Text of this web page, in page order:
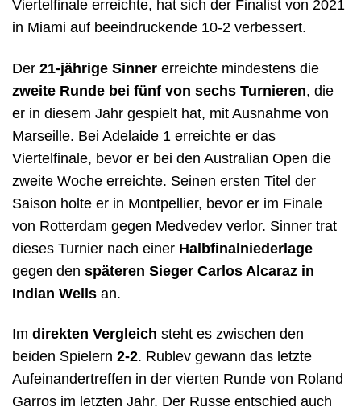
Viertelfinale erreichte, hat sich der Finalist von 2021
in Miami auf beeindruckende 10-2 verbessert.
Der 21-jährige Sinner erreichte mindestens die
zweite Runde bei fünf von sechs Turnieren, die
er in diesem Jahr gespielt hat, mit Ausnahme von
Marseille. Bei Adelaide 1 erreichte er das
Viertelfinale, bevor er bei den Australian Open die
zweite Woche erreichte. Seinen ersten Titel der
Saison holte er in Montpellier, bevor er im Finale
von Rotterdam gegen Medvedev verlor. Sinner trat
dieses Turnier nach einer Halbfinalniederlage
gegen den späteren Sieger Carlos Alcaraz in
Indian Wells an.
Im direkten Vergleich steht es zwischen den
beiden Spielern 2-2. Rublev gewann das letzte
Aufeinandertreffen in der vierten Runde von Roland
Garros im letzten Jahr. Der Russe entschied auch